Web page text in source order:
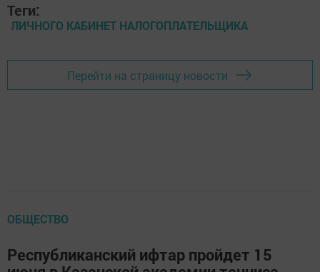
Теги:
ЛИЧНОГО КАБИНЕТ НАЛОГОПЛАТЕЛЬЩИКА
Перейти на страницу новости
ОБЩЕСТВО
Республиканский ифтар пройдет 15